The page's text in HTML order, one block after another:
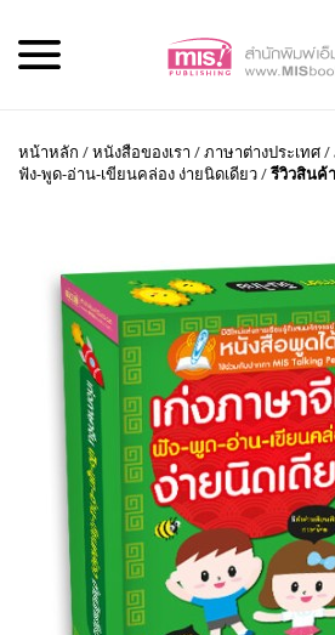
หน้าหลัก /หนังสือของเรา /ภาษาต่างประเทศ/
ฟัง-พูด-อ่าน-เขียนคล่อง ง่ายนิดเดียว/รีวิวสินค้า